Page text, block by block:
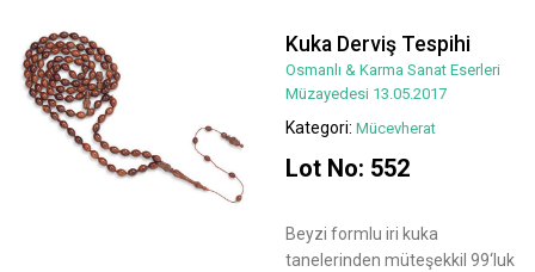
Kuka Derviş Tespihi
Osmanlı & Karma Sanat Eserleri
Müzayedesi 13.05.2017
Kategori: Mücevherat
Lot No: 552
Beyzi formlu iri kuka
tanelerinden müteşekkil 99‘luk